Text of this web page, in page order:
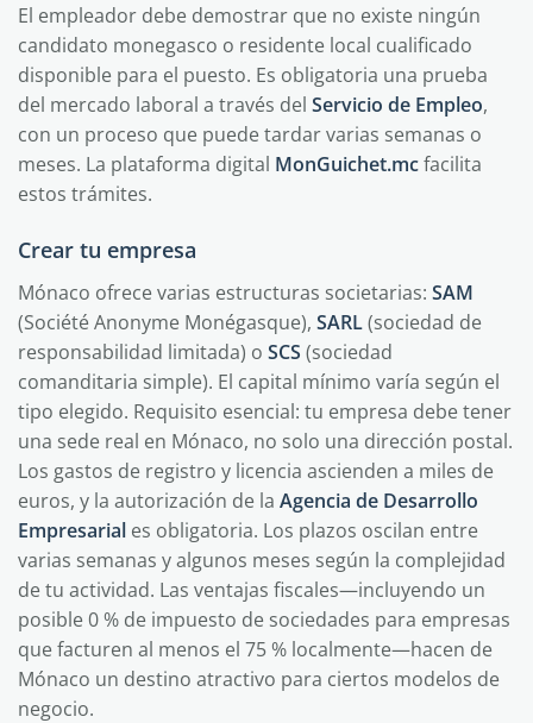
El empleador debe demostrar que no existe ningún
candidato monegasco o residente local cualificado
disponible para el puesto. Es obligatoria una prueba
del mercado laboral a través del Servicio de Empleo,
con un proceso que puede tardar varias semanas o
meses. La plataforma digital MonGuichet.mcfacilita
estos trámites.
Crear tu empresa
Mónaco ofrece varias estructuras societarias: SAM
(Société Anonyme Monégasque), SARL(sociedad de
responsabilidad limitada) o SCS (sociedad
comanditaria simple). El capital mínimo varía según el
tipo elegido. Requisito esencial: tu empresa debe tener
una sede real en Mónaco, no solo una dirección postal.
Los gastos de registro y licencia ascienden a miles de
euros, y la autorización de la Agencia de Desarrollo
Empresarial es obligatoria. Los plazos oscilan entre
varias semanas y algunos meses según la complejidad
de tu actividad. Las ventajas fiscales—incluyendo un
posible 0 % de impuesto de sociedades para empresas
que facturen al menos el 75 % localmente—hacen de
Mónaco un destino atractivo para ciertos modelos de
negocio.